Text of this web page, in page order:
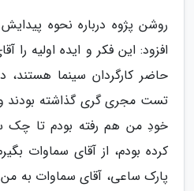
روشن پژوه درباره نحوه
افزود: این فکر و ایده اولیه را
حاضر کارگردان سینما هستند،
خودِ من هم رفته بودم تا چک
کرده بودم، از آقای سماوات
پارک ساعی، آقای سماوات به